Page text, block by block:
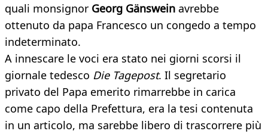
quali monsignor Georg Gänswein avrebbe
ottenuto da papa Francesco un congedo a tempo
indeterminato.
A innescare le voci era stato nei giorni scorsi il
giornale tedesco Die Tagepost. Il segretario
privato del Papa emerito rimarrebbe in carica
come capo della Prefettura, era la tesi contenuta
in un articolo, ma sarebbe libero di trascorrere più